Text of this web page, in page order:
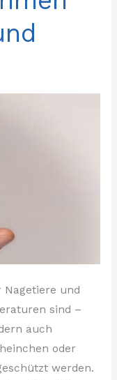
und
sind –
auch
oder
werden.